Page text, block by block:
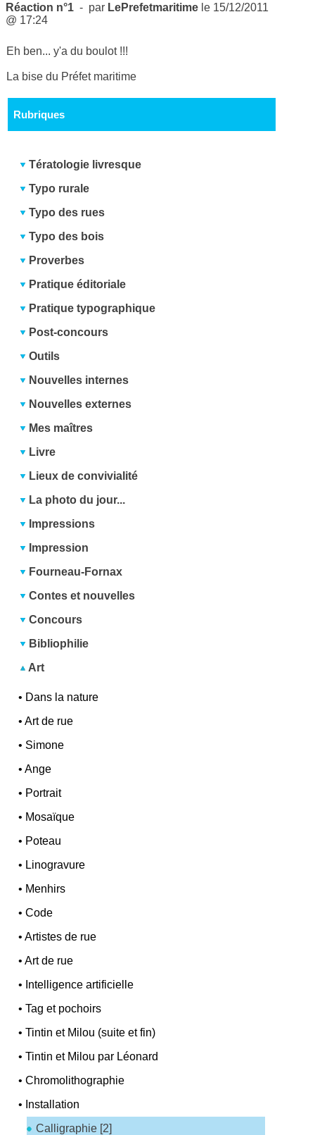
Réaction n°1 - par LePrefetmaritime le 15/12/2011
@ 17:24
Eh ben... y'a du boulot !!!
La bise du Préfet maritime
Rubriques
Tératologie livresque
Typo rurale
Typo des rues
Typo des bois
Proverbes
Pratique éditoriale
Pratique typographique
Post-concours
Outils
Nouvelles internes
Nouvelles externes
Mes maîtres
Livre
Lieux de convivialité
La photo du jour...
Impressions
Impression
Fourneau-Fornax
Contes et nouvelles
Concours
Bibliophilie
Art
• Dans la nature
•Art de rue
• Simone
•Ange
• Portrait
• Mosaïque
• Poteau
• Linogravure
• Menhirs
•Code
•Artistes de rue
•Art de rue
• Intelligence artificielle
•Tag et pochoirs
•Tintin et Milou (suite et fin)
•Tintin et Milou par Léonard
•Chromolithographie
• Installation
Calligraphie [2]